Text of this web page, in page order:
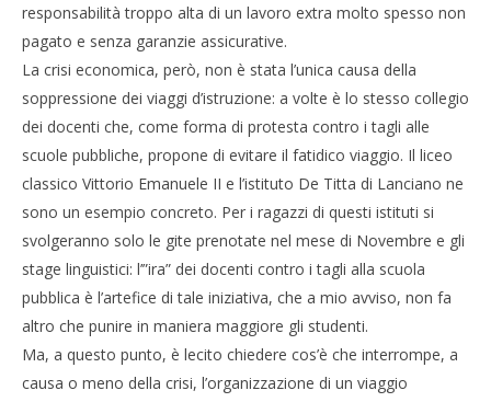
responsabilità troppo alta di un lavoro extra molto spesso non
pagato e senza garanzie assicurative.
La crisi economica, però, non è stata l’unica causa della
soppressione dei viaggi d’istruzione: a volte è lo stesso collegio
dei docenti che, come forma di protesta contro i tagli alle
scuole pubbliche, propone di evitare il fatidico viaggio. Il liceo
classico Vittorio Emanuele II e l’istituto De Titta di Lanciano ne
sono un esempio concreto. Per i ragazzi di questi istituti si
svolgeranno solo le gite prenotate nel mese di Novembre e gli
stage linguistici: l’”ira” dei docenti contro i tagli alla scuola
pubblica è l’artefice di tale iniziativa, che a mio avviso, non fa
altro che punire in maniera maggiore gli studenti.
Ma, a questo punto, è lecito chiedere cos’è che interrompe, a
causa o meno della crisi, l’organizzazione di un viaggio